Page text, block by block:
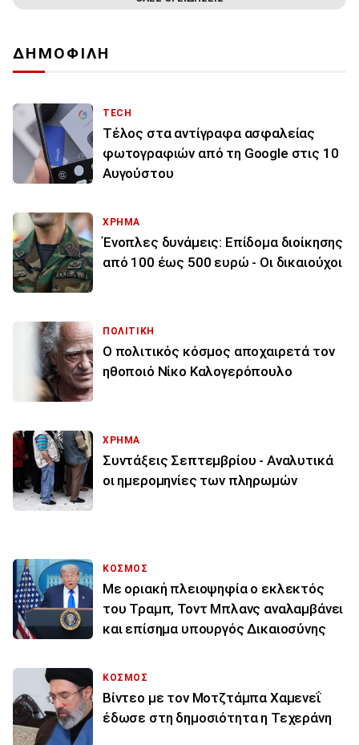
ΔΗΜΟΦΙΛΗ
TECH
Τέλος στα αντίγραφα ασφαλείας
φωτογραφιών από τη Google στις 10
Αυγούστου
ΧΡΗΜΑ
Ένοπλες δυνάμεις: Επίδομα διοίκησης
από 100 έως 500 ευρώ - Οι δικαιούχοι
ΠΟΛΙΤΙΚΗ
Ο πολιτικός κόσμος αποχαιρετά τον
ηθοποιό Νίκο Καλογερόπουλο
ΧΡΗΜΑ
Συντάξεις Σεπτεμβρίου - Αναλυτικά
οι ημερομηνίες των πληρωμών
ΚΟΣΜΟΣ
Με οριακή πλειοψηφία ο εκλεκτός
του Τραμπ, Τοντ Μπλανς αναλαμβάνει
και επίσημα υπουργός Δικαιοσύνης
ΚΟΣΜΟΣ
Βίντεο με τον Μοτζτάμπα Χαμενεΐ
έδωσε στη δημοσιότητα η Τεχεράνη